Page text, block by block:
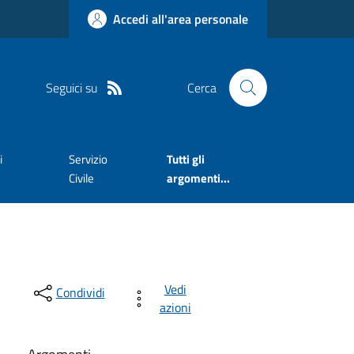
Accedi all'area personale
Seguici su Cerca
Servizio
Civile
Tutti gli
argomenti...
Condividi
Vedi
azioni